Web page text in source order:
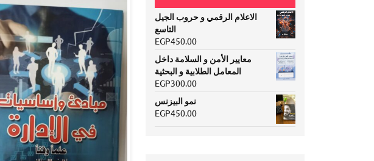
الاعلام الرقمي و حروب الجيل
التاسع
EGP450.00
معايير الأمن و السلامة داخل
المعامل الطلابية و البحثية
EGP300.00
نمو البيزنس
EGP450.00